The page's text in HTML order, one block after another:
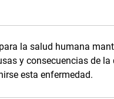
la salud humana
y consecuencias de la
esta enfermedad.